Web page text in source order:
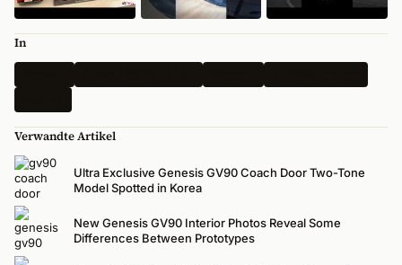
In
Verwandte Artikel
Ultra Exclusive Genesis GV90 Coach Door Two-Tone
Model Spotted in Korea
New Genesis GV90 Interior Photos Reveal Some
Differences Between Prototypes